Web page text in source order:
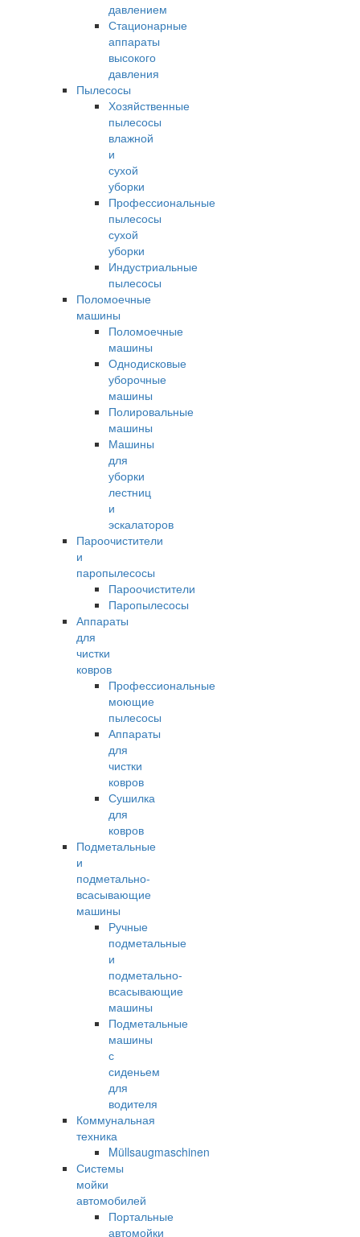
давлением
Стационарные
аппараты
высокого
давления
Пылесосы
Хозяйственные
пылесосы
влажной
и
сухой
уборки
Профессиональные
пылесосы
сухой
уборки
Индустриальные
пылесосы
Поломоечные
машины
Поломоечные
машины
Однодисковые
уборочные
машины
Полировальные
машины
Машины
для
уборки
лестниц
и
эскалаторов
Пароочистители
и
паропылесосы
Пароочистители
Паропылесосы
Аппараты
для
чистки
ковров
Профессиональные
моющие
пылесосы
Аппараты
для
чистки
ковров
Сушилка
для
ковров
Подметальные
и
подметально-
всасывающие
машины
Ручные
подметальные
и
подметально-
всасывающие
машины
Подметальные
машины
с
сиденьем
для
водителя
Коммунальная
техника
Müllsaugmaschinen
Системы
мойки
автомобилей
Портальные
автомойки